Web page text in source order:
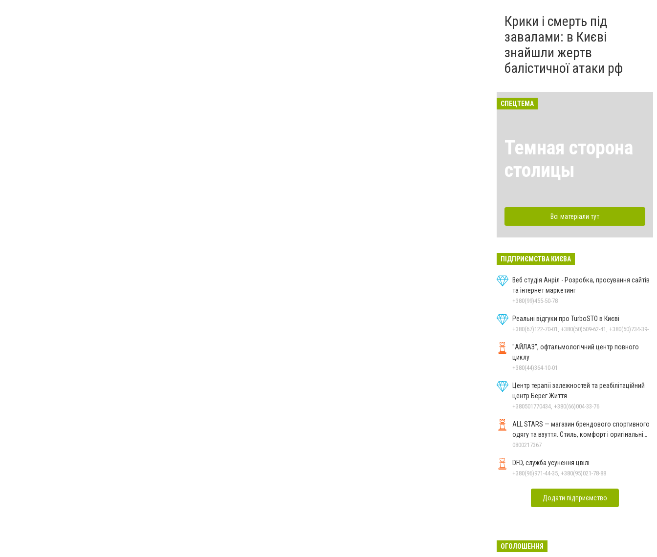
Крики і смерть під
завалами: в Києві
знайшли жертв
балістичної атаки рф
СПЕЦТЕМА
Темная сторона
столицы
Всі матеріали тут
ПІДПРИЄМСТВА КИЄВА
Веб студія Анріл - Розробка, просування сайтів
та інтернет маркетинг
+380(99)455-50-78
Реальні відгуки про TurboSTO в Києві
"АЙЛАЗ", офтальмологічний центр повного
циклу
+380(44)364-10-01
Центр терапії залежностей та реабілітаційний
центр Берег Життя
+380501770434, +380(66)004-33-76
ALL STARS — магазин брендового спортивного
одягу та взуття. Стиль, комфорт і оригінальні
моделі
0800217367
DFD, служба усунення цвілі
+380(96)971-44-35, +380(95)021-78-88
Додати підприємство
ОГОЛОШЕННЯ